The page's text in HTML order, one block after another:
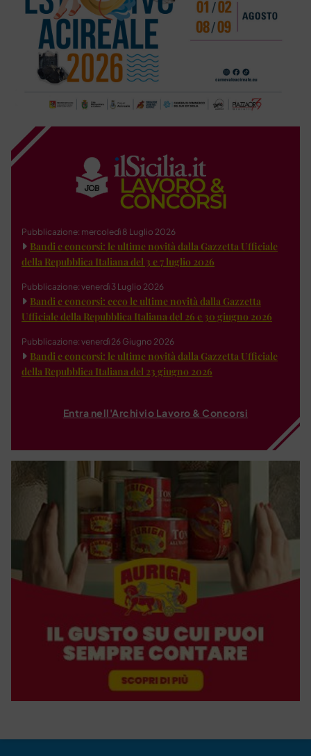
Pubblicazione: mercoledì 8 Luglio 2026
Bandi e concorsi: le ultime novità dalla Gazzetta Ufficiale
della Repubblica Italiana del 3 e 7 luglio 2026
Pubblicazione: venerdì 3 Luglio 2026
Bandi e concorsi: ecco le ultime novità dalla Gazzetta
Ufficiale della Repubblica Italiana del 26 e 30 giugno 2026
Pubblicazione: venerdì 26 Giugno 2026
Bandi e concorsi: le ultime novità dalla Gazzetta Ufficiale
della Repubblica Italiana del 23 giugno 2026
Entra nell'Archivio Lavoro & Concorsi